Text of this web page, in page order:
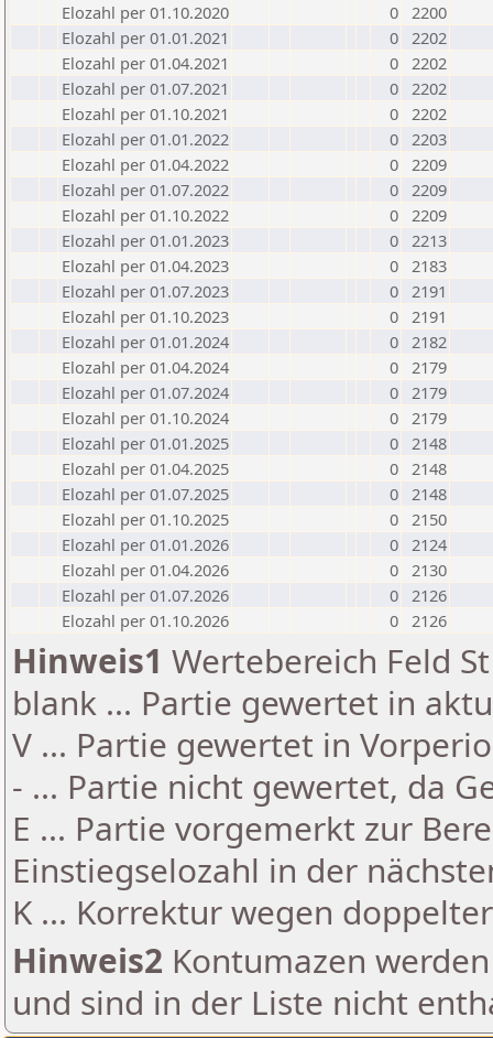
Elozahl per 01.10.2020
0 2200
Elozahl per 01.01.2021
0 2202
Elozahl per 01.04.2021
0 2202
Elozahl per 01.07.2021
0 2202
Elozahl per 01.10.2021
0 2202
Elozahl per 01.01.2022
0 2203
Elozahl per 01.04.2022
0 2209
Elozahl per 01.07.2022
0 2209
Elozahl per 01.10.2022
0 2209
Elozahl per 01.01.2023
0 2213
Elozahl per 01.04.2023
0 2183
Elozahl per 01.07.2023
0 2191
Elozahl per 01.10.2023
0 2191
Elozahl per 01.01.2024
0 2182
Elozahl per 01.04.2024
0 2179
Elozahl per 01.07.2024
0 2179
Elozahl per 01.10.2024
0 2179
Elozahl per 01.01.2025
0 2148
Elozahl per 01.04.2025
0 2148
Elozahl per 01.07.2025
0 2148
Elozahl per 01.10.2025
0 2150
Elozahl per 01.01.2026
0 2124
Elozahl per 01.04.2026
0 2130
Elozahl per 01.07.2026
0 2126
Elozahl per 01.10.2026
0 2126
Hinweis1 Wertebereich Feld
blank ... Partie gewertet in
V ... Partie gewertet in
- ... Partie nicht gewertet, da
E ... Partie vorgemerkt zur
Einstiegselozahl in der
K ... Korrektur wegen
Hinweis2 Kontumazen
und sind in der Liste nicht